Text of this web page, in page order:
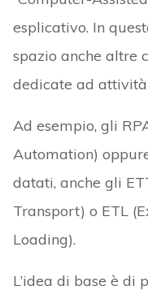
esplicativo. In
spazio anche altre
dedicate ad
Ad esempio, gli
Automation)
datati, anche gli
Transport) o ETL
Loading).
L’idea di base è di